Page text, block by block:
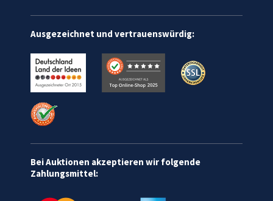
Ausgezeichnet und vertrauenswürdig:
Bei Auktionen akzeptieren wir folgende
Zahlungsmittel: